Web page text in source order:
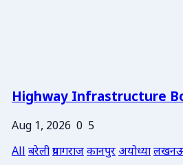
Highway Infrastructure
Aug 1, 2026 0 5
Allबरेलीप्रयागराजकानपुरअयोध्या